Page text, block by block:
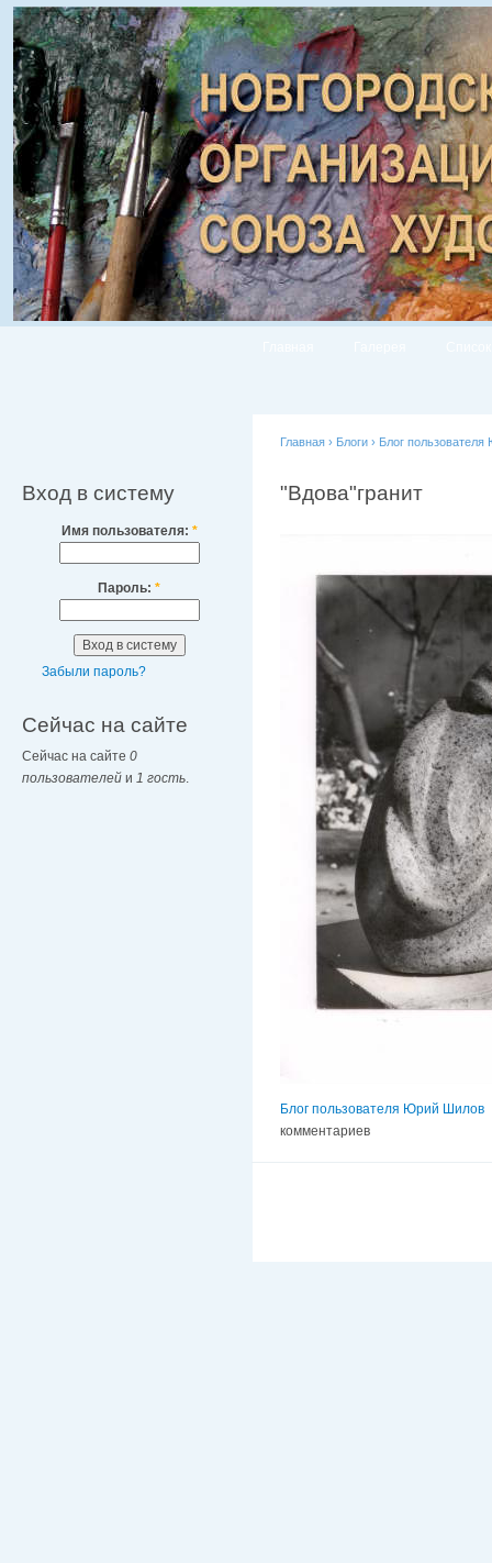
Вход в систему
Имя пользователя: *
Пароль: *
Забыли пароль?
Сейчас на сайте
Сейчас на сайте 0
пользователей и 1 гость
Главная › Блоги › Блог
"Вдова"гранит
Блог пользователя Юрий Шилов
комментариев